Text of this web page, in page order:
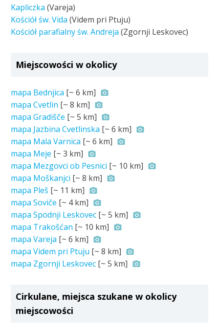
Kapliczka (Vareja)
Kościół św. Vida (Videm pri Ptuju)
Kościół parafialny św. Andreja (Zgornji Leskovec)
Miejscowości w okolicy
mapa Bednjica [~6 km]
mapa Cvetlin [~8 km]
mapa Gradišče [~5 km]
mapa Jazbina Cvetlinska [~6 km]
mapa Mala Varnica [~6 km]
mapa Meje [~3 km]
mapa Mezgovci ob Pesnici [~ 10 km]
mapa Moškanjci [~8 km]
mapa Pleš [~ 11 km]
mapa Soviče [~ 4 km]
mapa Spodnji Leskovec [~5 km]
mapa Trakošćan [~ 10 km]
mapa Vareja [~6 km]
mapa Videm pri Ptuju [~8 km]
mapa Zgornji Leskovec [~5 km]
Cirkulane, miejsca szukane w okolicy
miejscowości